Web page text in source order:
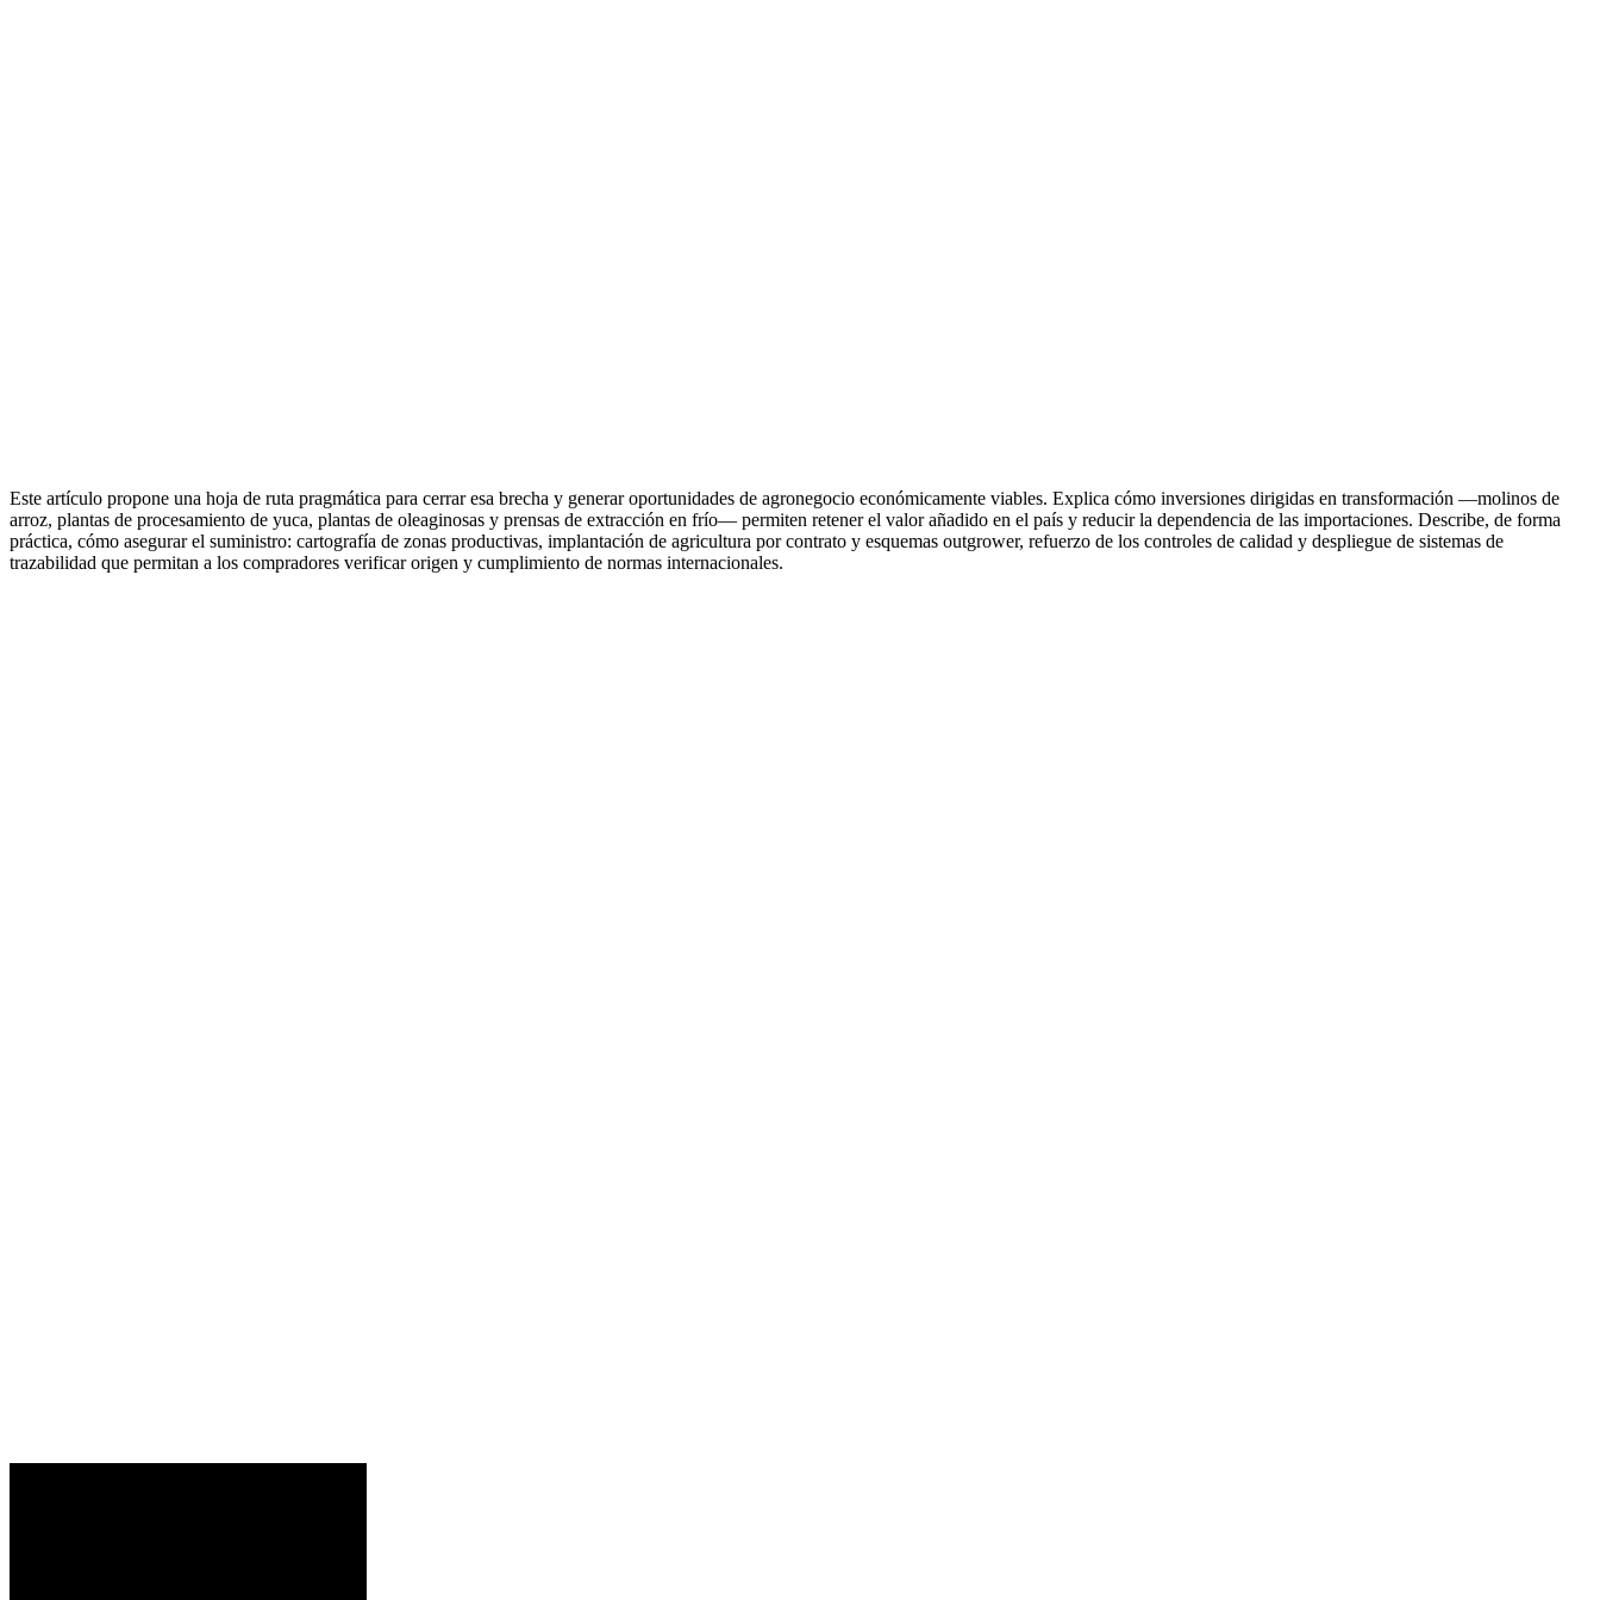
Este artículo propone una hoja de ruta pragmática para cerrar esa brecha y generar oportunidades de agronegocio económicamente viables. Explica cómo inversiones dirigidas en transformación —molinos de
arroz, plantas de procesamiento de yuca, plantas de oleaginosas y prensas de extracción en frío— permiten retener el valor añadido en el país y reducir la dependencia de las importaciones. Describe, de forma
práctica, cómo asegurar el suministro: cartografía de zonas productivas, implantación de agricultura por contrato y esquemas outgrower, refuerzo de los controles de calidad y despliegue de sistemas de
trazabilidad que permitan a los compradores verificar origen y cumplimiento de normas internacionales.